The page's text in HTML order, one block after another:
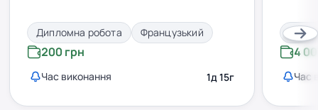
Дипломна робота Французький
200 грн
Час виконання 1д 15г
4
Час